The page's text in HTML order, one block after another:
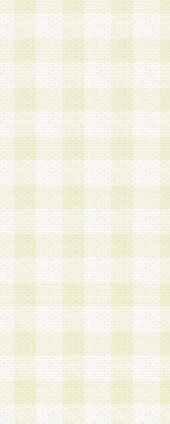
a.既に登録されている
録する場合
b.本サービスと同様の
業に従事していると
場合
c.その他当社が不適切
2.当社は、会員登録希
した 場合、会員登録
による承認後の場合
の抹消を、当社が適
とができるものとしま
3.会員登録希望者が
人 である場合は、親
録を行うものとしま
者については、登録
権者による承認手続
第3条 会員の登録方法
1.会員登録手続きは、
る登録は一切認められ
2.会員登録希望者は、